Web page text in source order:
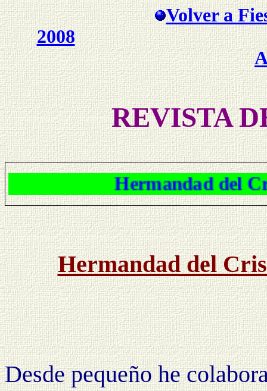
Volver a
2008
REVISTA
Hermandad del Cristo,
Hermandad del
Desde pequeño he